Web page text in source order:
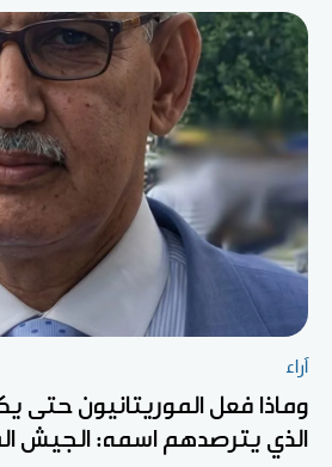
آراء
وماذا فعل الموريتانيون حتى
الذي يترصدهم اسمه: الجيش